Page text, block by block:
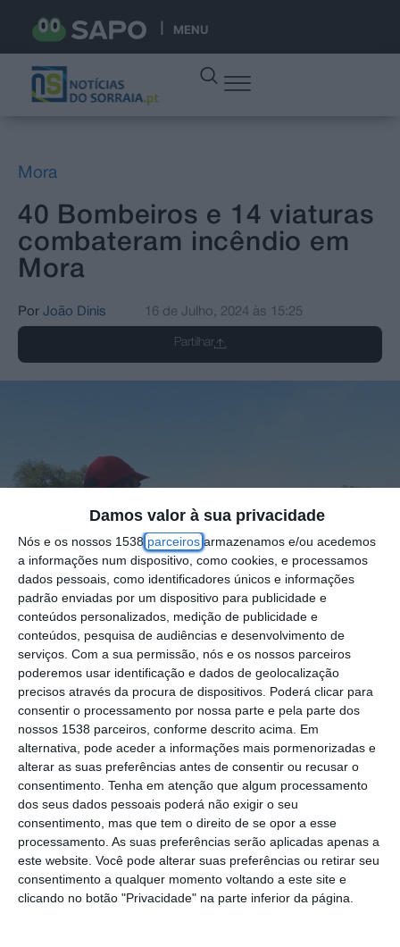
Damos valor à sua privacidade
Nós e os nossos 1538 parceiros armazenamos e/ou acedemos
a informações num dispositivo, como cookies, e processamos
dados pessoais, como identificadores únicos e informações
padrão enviadas por um dispositivo para publicidade e
conteúdos personalizados, medição de publicidade e
conteúdos, pesquisa de audiências e desenvolvimento de
serviços. Com a sua permissão, nós e os nossos parceiros
poderemos usar identificação e dados de geolocalização
precisos através da procura de dispositivos. Poderá clicar para
consentir o processamento por nossa parte e pela parte dos
nossos 1538 parceiros, conforme descrito acima. Em
alternativa, pode aceder a informações mais pormenorizadas e
alterar as suas preferências antes de consentir ou recusar o
consentimento. Tenha em atenção que algum processamento
dos seus dados pessoais poderá não exigir o seu
consentimento, mas que tem o direito de se opor a esse
processamento. As suas preferências serão aplicadas apenas a
este website. Você pode alterar suas preferências ou retirar seu
consentimento a qualquer momento voltando a este site e
clicando no botão "Privacidade" na parte inferior da página.
MENU
Mora
40 Bombeiros e 14 viaturas
combateram incêndio em
Mora
Por João Dinis 16 de Julho, 2024 às 15:25
Partilhar
Um incêndio, de origem agrícola, cujo alerta
foi dado minutos depois das 14.30 horas,
consumiu uma área de mato e floresta na
Herdade da Tramagueira, no concelho de
Mora.
De acordo com a Autoridade Nacional de
Emergência e Proteção Civil, o alerta foi